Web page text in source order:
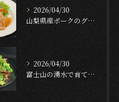
2026/04/30
山梨県産ポークのグリル — ガーリック・テリヤキ・ソース🐖🔥...
2026/04/30
富士山の湧水で育てたクレソンのサラダ🥬✨[English f...